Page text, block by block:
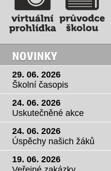
NOVINKY
29. 06. 2026
Školní časopis
24. 06. 2026
Uskutečněné akce
24. 06. 2026
Úspěchy našich žáků
19. 06. 2026